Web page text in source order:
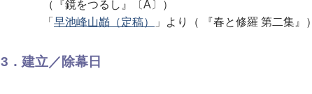
（『鏡をつるし』〔A〕）
「 早池峰山巓（定稿） 」より（ 『春と修羅 第二集』）
3．建立／除幕日